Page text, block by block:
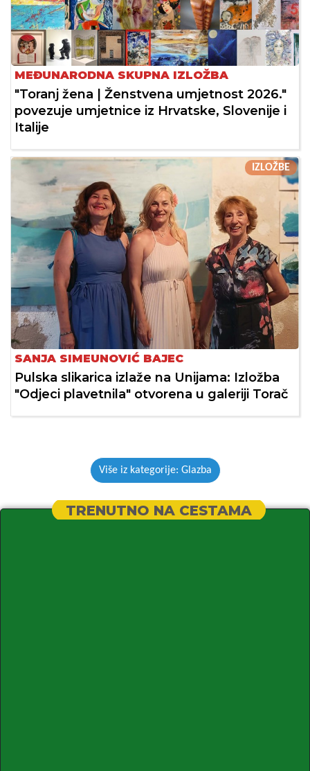
MEĐUNARODNA SKUPNA IZLOŽBA
"Toranj žena | Ženstvena umjetnost 2026."
povezuje umjetnice iz Hrvatske, Slovenije i
Italije
IZLOŽBE
SANJA SIMEUNOVIĆ BAJEC
Pulska slikarica izlaže na Unijama: Izložba
"Odjeci plavetnila" otvorena u galeriji Torač
Više iz kategorije: Glazba
TRENUTNO NA CESTAMA